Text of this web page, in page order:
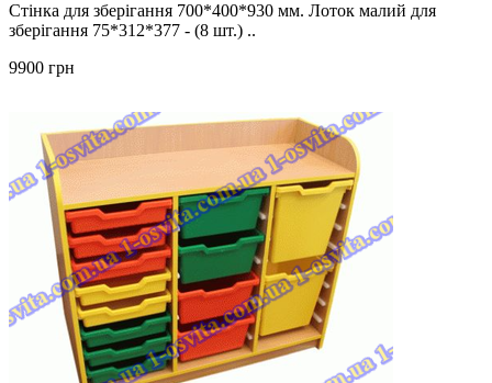
Стінка для зберігання 700*400*930 мм. Лоток малий для
зберігання 75*312*377 - (8 шт.) ..
9900 грн